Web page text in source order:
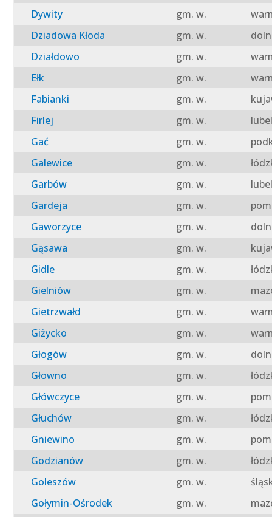
Dywity
gm. w.
Dziadowa Kłoda
gm. w.
Działdowo
gm. w.
Ełk
gm. w.
Fabianki
gm. w.
Firlej
gm. w.
Gać
gm. w.
Galewice
gm. w.
Garbów
gm. w.
Gardeja
gm. w.
Gaworzyce
gm. w.
Gąsawa
gm. w.
Gidle
gm. w.
Gielniów
gm. w.
Gietrzwałd
gm. w.
Giżycko
gm. w.
Głogów
gm. w.
Głowno
gm. w.
Główczyce
gm. w.
Głuchów
gm. w.
Gniewino
gm. w.
Godzianów
gm. w.
Goleszów
gm. w.
Gołymin-Ośrodek
gm. w.